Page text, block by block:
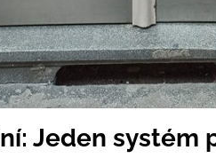
Jeden systém